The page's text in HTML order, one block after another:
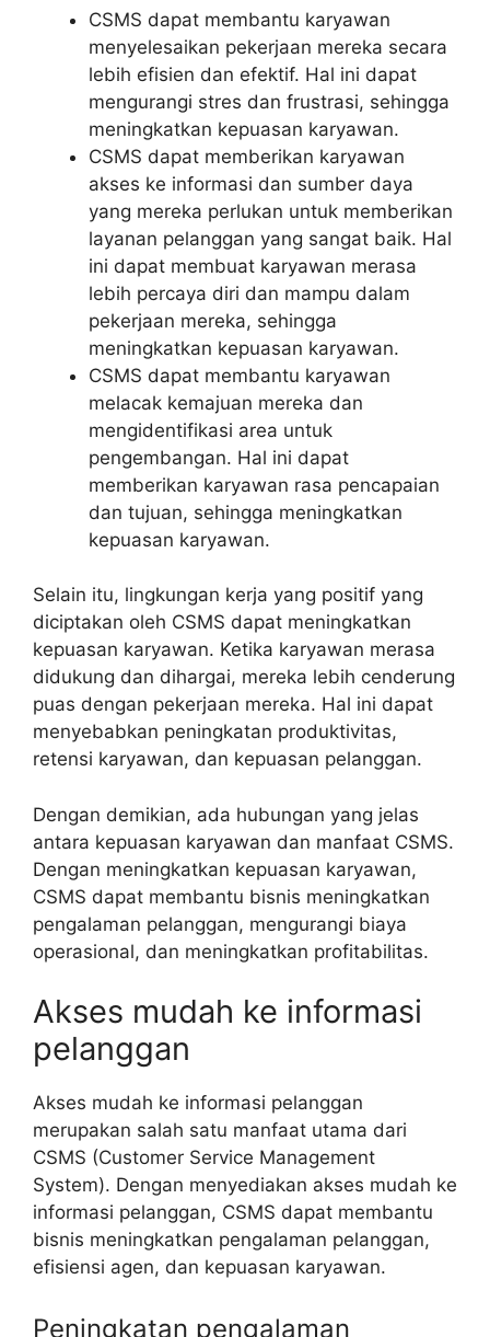
CSMS dapat membantu karyawan
menyelesaikan pekerjaan mereka secara
lebih efisien dan efektif. Hal ini dapat
mengurangi stres dan frustrasi, sehingga
meningkatkan kepuasan karyawan.
CSMS dapat memberikan karyawan
akses ke informasi dan sumber daya
yang mereka perlukan untuk memberikan
layanan pelanggan yang sangat baik. Hal
ini dapat membuat karyawan merasa
lebih percaya diri dan mampu dalam
pekerjaan mereka, sehingga
meningkatkan kepuasan karyawan.
CSMS dapat membantu karyawan
melacak kemajuan mereka dan
mengidentifikasi area untuk
pengembangan. Hal ini dapat
memberikan karyawan rasa pencapaian
dan tujuan, sehingga meningkatkan
kepuasan karyawan.
Selain itu, lingkungan kerja yang positif yang
diciptakan oleh CSMS dapat meningkatkan
kepuasan karyawan. Ketika karyawan merasa
didukung dan dihargai, mereka lebih cenderung
puas dengan pekerjaan mereka. Hal ini dapat
menyebabkan peningkatan produktivitas,
retensi karyawan, dan kepuasan pelanggan.
Dengan demikian, ada hubungan yang jelas
antara kepuasan karyawan dan manfaat CSMS.
Dengan meningkatkan kepuasan karyawan,
CSMS dapat membantu bisnis meningkatkan
pengalaman pelanggan, mengurangi biaya
operasional, dan meningkatkan profitabilitas.
Akses mudah ke informasi
pelanggan
Akses mudah ke informasi pelanggan
merupakan salah satu manfaat utama dari
CSMS (Customer Service Management
System). Dengan menyediakan akses mudah ke
informasi pelanggan, CSMS dapat membantu
bisnis meningkatkan pengalaman pelanggan,
efisiensi agen, dan kepuasan karyawan.
Peningkatan pengalaman